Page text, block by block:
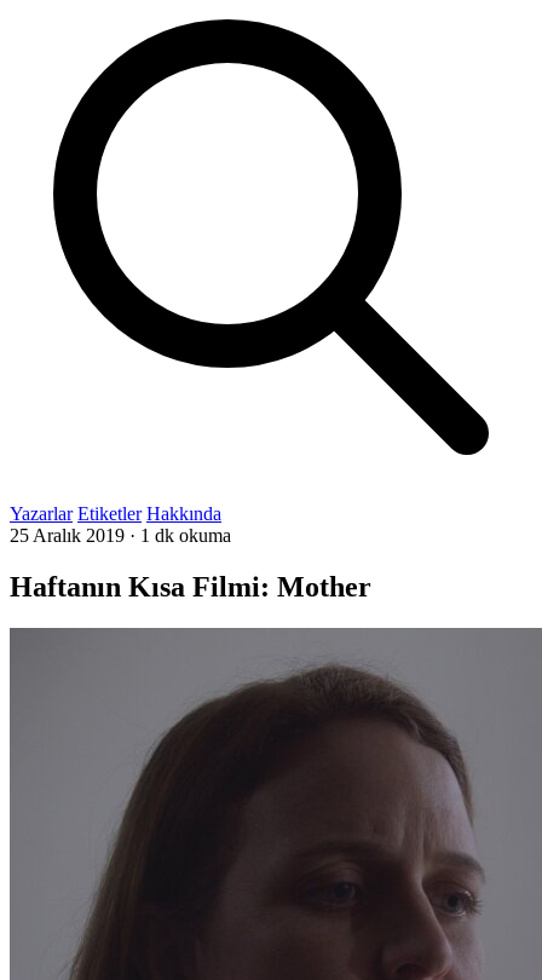
Yazarlar Etiketler Hakkında
25 Aralık 2019 · 1 dk okuma
Haftanın Kısa Filmi: Mother